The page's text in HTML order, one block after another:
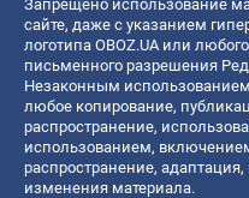
Запрещено использование
сайте, даже с указанием
логотипа OBOZ.UA или
письменного разрешения
Незаконным использованием
любое копирование,
распространение,
использованием,
распространение,
изменения материала.